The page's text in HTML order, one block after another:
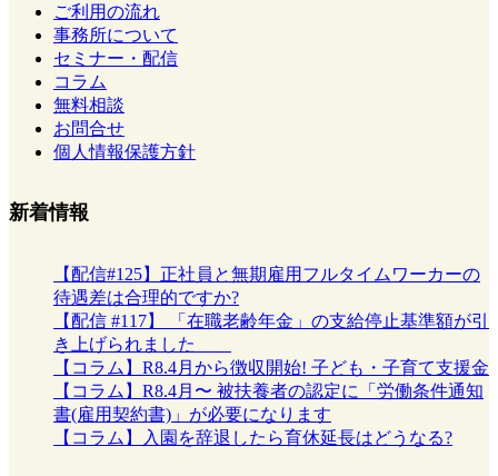
ご利用の流れ
事務所について
セミナー・配信
コラム
無料相談
お問合せ
個人情報保護方針
新着情報
【配信#125】正社員と無期雇用フルタイムワーカーの
待遇差は合理的ですか?
【配信 #117】 「在職老齢年金」の支給停止基準額が引
き上げられました
【コラム】R8.4月から徴収開始! 子ども・子育て支援金
【コラム】R8.4月〜 被扶養者の認定に「労働条件通知
書(雇用契約書)」が必要になります
【コラム】入園を辞退したら育休延長はどうなる?